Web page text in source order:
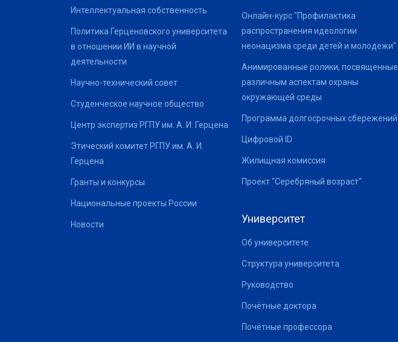
Интеллектуальная собственность
Политика Герценовского университета
в отношении ИИ в научной
деятельности
Научно-технический совет
Студенческое научное общество
Центр экспертиз РГПУ им. А. И. Герцена
Этический комитет РГПУ им. А. И.
Герцена
Гранты и конкурсы
Национальные проекты России
Новости
Онлайн-курс "Профилактика
распространения идеологии
неонацизма среди детей и молодежи"
Анимированные ролики, посвященные
различным аспектам охраны
окружающей среды
Программа долгосрочных сбережений
Цифровой ID
Жилищная комиссия
Проект "Серебряный возраст"
Университет
Об университете
Структура университета
Руководство
Почётные доктора
Почётные профессора